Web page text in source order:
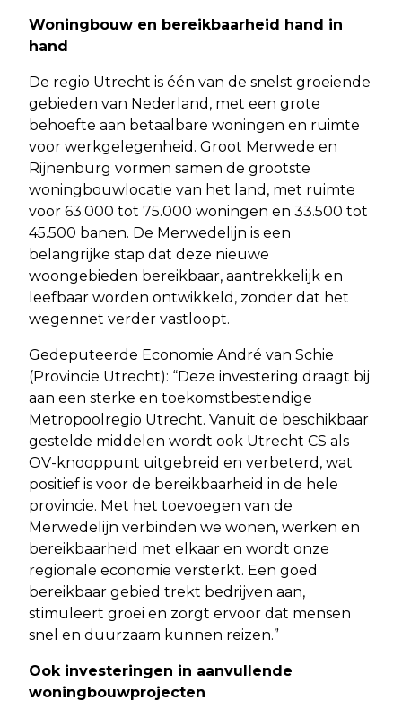
Woningbouw en bereikbaarheid hand in
hand
De regio Utrecht is één van de snelst groeiende
gebieden van Nederland, met een grote
behoefte aan betaalbare woningen en ruimte
voor werkgelegenheid. Groot Merwede en
Rijnenburg vormen samen de grootste
woningbouwlocatie van het land, met ruimte
voor 63.000 tot 75.000 woningen en 33.500 tot
45.500 banen. De Merwedelijn is een
belangrijke stap dat deze nieuwe
woongebieden bereikbaar, aantrekkelijk en
leefbaar worden ontwikkeld, zonder dat het
wegennet verder vastloopt.
Gedeputeerde Economie André van Schie
(Provincie Utrecht): “Deze investering draagt bij
aan een sterke en toekomstbestendige
Metropoolregio Utrecht. Vanuit de beschikbaar
gestelde middelen wordt ook Utrecht CS als
OV-knooppunt uitgebreid en verbeterd, wat
positief is voor de bereikbaarheid in de hele
provincie. Met het toevoegen van de
Merwedelijn verbinden we wonen, werken en
bereikbaarheid met elkaar en wordt onze
regionale economie versterkt. Een goed
bereikbaar gebied trekt bedrijven aan,
stimuleert groei en zorgt ervoor dat mensen
snel en duurzaam kunnen reizen.”
Ook investeringen in aanvullende
woningbouwprojecten